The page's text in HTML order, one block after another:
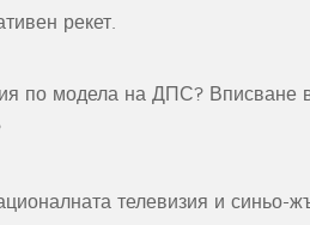
рекет.
по модела на ДПС? Вписване
телевизия и синьо-